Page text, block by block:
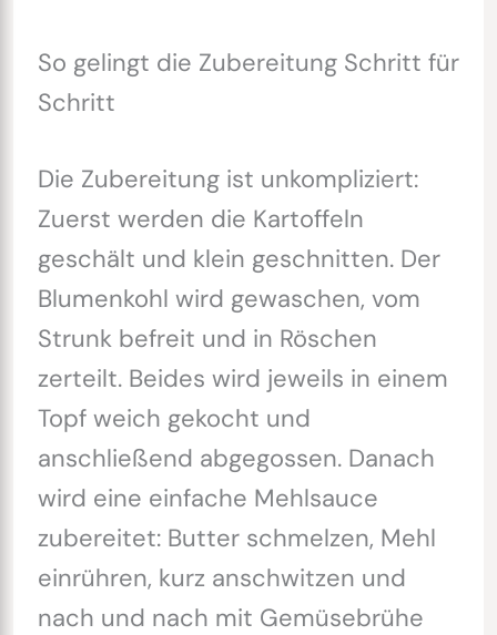
So gelingt die Zubereitung Schritt für
Schritt
Die Zubereitung ist unkompliziert:
Zuerst werden die Kartoffeln
geschält und klein geschnitten. Der
Blumenkohl wird gewaschen, vom
Strunk befreit und in Röschen
zerteilt. Beides wird jeweils in einem
Topf weich gekocht und
anschließend abgegossen. Danach
wird eine einfache Mehlsauce
zubereitet: Butter schmelzen, Mehl
einrühren, kurz anschwitzen und
nach und nach mit Gemüsebrühe